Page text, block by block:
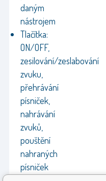
daným
nástrojem
Tlačítka:
ON/OFF,
zesilování/zeslabování
zvuku,
přehrávání
písniček,
nahrávání
zvuků,
pouštění
nahraných
písniček